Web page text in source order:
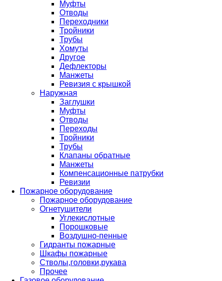
Муфты
Отводы
Переходники
Тройники
Трубы
Хомуты
Другое
Дефлекторы
Манжеты
Ревизия с крышкой
Наружная
Заглушки
Муфты
Отводы
Переходы
Тройники
Трубы
Клапаны обратные
Манжеты
Компенсационные патрубки
Ревизии
Пожарное оборудование
Пожарное оборудование
Огнетушители
Углекислотные
Порошковые
Воздушно-пенные
Гидранты пожарные
Шкафы пожарные
Стволы,головки,рукава
Прочее